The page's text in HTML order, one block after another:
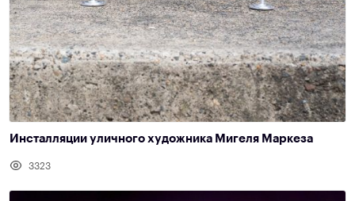
Инсталляции уличного художника Мигеля Маркеза
3323